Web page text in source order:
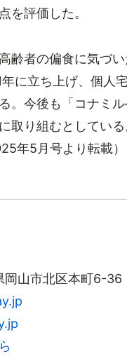
を評価した。
齢者の偏食に気づ
に立ち上げ、個人
。今後も「コナミ
取り組むとしている
年5月号より転載）
山市北区本町6-